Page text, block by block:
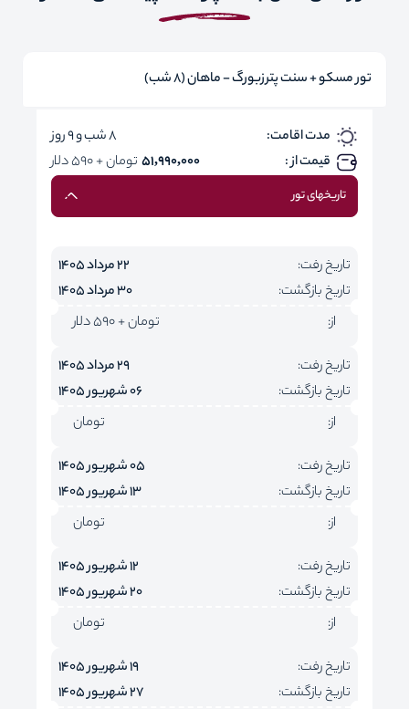
تور مسکو + سنت پترزبورگ - ماهان (8 شب)
مدت اقامت:
8 شب و 9 روز
قیمت از :
51,990,000 تومان + 590 دلار
تاریخهای تور
تاریخ رفت:
22 مرداد 1405
تاریخ بازگشت:
30 مرداد 1405
از:
تومان + 590 دلار
تاریخ رفت:
29 مرداد 1405
تاریخ بازگشت:
06 شهریور 1405
از:
تومان
تاریخ رفت:
05 شهریور 1405
تاریخ بازگشت:
13 شهریور 1405
از:
تومان
تاریخ رفت:
12 شهریور 1405
تاریخ بازگشت:
20 شهریور 1405
از:
تومان
تاریخ رفت:
19 شهریور 1405
تاریخ بازگشت:
27 شهریور 1405